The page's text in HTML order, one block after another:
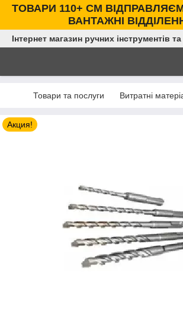
ТОВАРИ 110+ СМ
ВАНТАЖНІ
Інтернет магазин ручних інструментів
Товари та послуги Витратні
Акция!